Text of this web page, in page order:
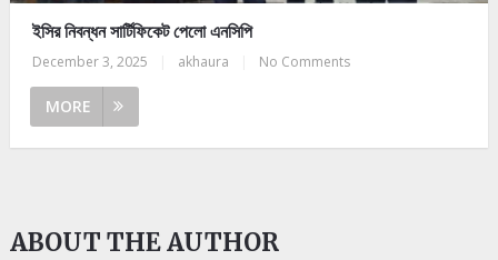
ইসির নিবন্ধন সার্টিফিকেট পেলো এনসিপি
December 3, 2025 akhaura No Comments
MORE
ABOUT THE AUTHOR